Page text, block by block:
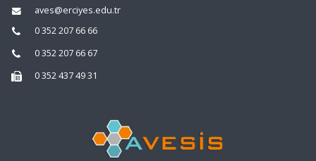
aves@erciyes.edu.tr
0 352 207 66 66
0 352 207 66 67
0 352 437 49 31